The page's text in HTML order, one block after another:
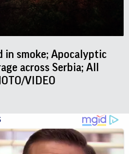
in smoke; Apocalyptic
across Serbia; All
VIDEO